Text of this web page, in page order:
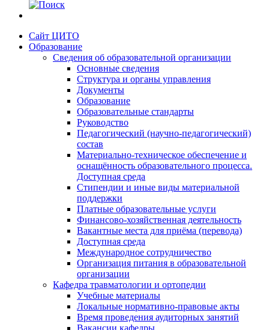
Сайт ЦИТО
Образование
Сведения об образовательной организации
Основные сведения
Структура и органы управления
Документы
Образование
Образовательные стандарты
Руководство
Педагогический (научно-педагогический)
состав
Материально-техническое обеспечение и
оснащённость образовательного процесса.
Доступная среда
Стипендии и иные виды материальной
поддержки
Платные образовательные услуги
Финансово-хозяйственная деятельность
Вакантные места для приёма (перевода)
Доступная среда
Международное сотрудничество
Организация питания в образовательной
организации
Кафедра травматологии и ортопедии
Учебные материалы
Локальные нормативно-правовые акты
Время проведения аудиторных занятий